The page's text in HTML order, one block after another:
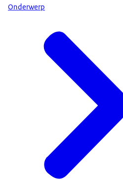
Onderwerp